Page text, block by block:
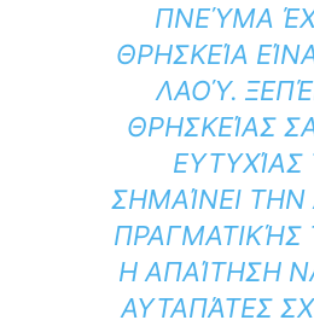
ΠΝΕΎΜΑ
ΘΡΗΣΚΕΊΑ
ΛΑΟΎ.
ΘΡΗΣΚΕΊΑΣ
ΣΗΜΑΊΝΕΙ
ΠΡΑΓΜΑΤΙΚΉΣ
Η ΑΠΑΊΤΗΣΗ
ΑΥΤΑΠΆΤΕΣ